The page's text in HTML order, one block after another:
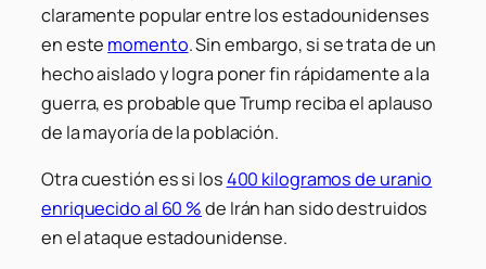
claramente popular entre los estadounidenses
en este momento. Sin embargo, si se trata de un
hecho aislado y logra poner fin rápidamente a la
guerra, es probable que Trump reciba el aplauso
de la mayoría de la población.
Otra cuestión es si los400 kilogramos de uranio
enriquecido al 60 %de Irán han sido destruidos
en el ataque estadounidense.